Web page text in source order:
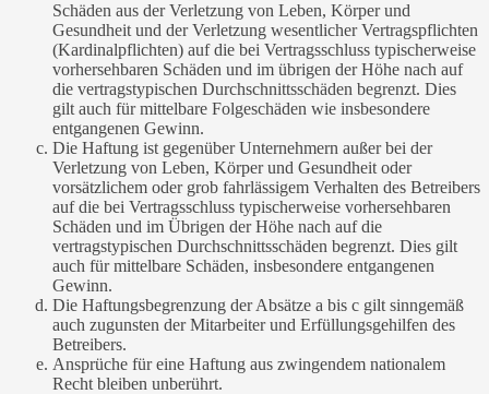
Schäden aus der Verletzung von Leben, Körper und
Gesundheit und der Verletzung wesentlicher Vertragspflichten
(Kardinalpflichten) auf die bei Vertragsschluss typischerweise
vorhersehbaren Schäden und im übrigen der Höhe nach auf
die vertragstypischen Durchschnittsschäden begrenzt. Dies
gilt auch für mittelbare Folgeschäden wie insbesondere
entgangenen Gewinn.
Die Haftung ist gegenüber Unternehmern außer bei der
Verletzung von Leben, Körper und Gesundheit oder
vorsätzlichem oder grob fahrlässigem Verhalten des Betreibers
auf die bei Vertragsschluss typischerweise vorhersehbaren
Schäden und im Übrigen der Höhe nach auf die
vertragstypischen Durchschnittsschäden begrenzt. Dies gilt
auch für mittelbare Schäden, insbesondere entgangenen
Gewinn.
Die Haftungsbegrenzung der Absätze a bis c gilt sinngemäß
auch zugunsten der Mitarbeiter und Erfüllungsgehilfen des
Betreibers.
Ansprüche für eine Haftung aus zwingendem nationalem
Recht bleiben unberührt.